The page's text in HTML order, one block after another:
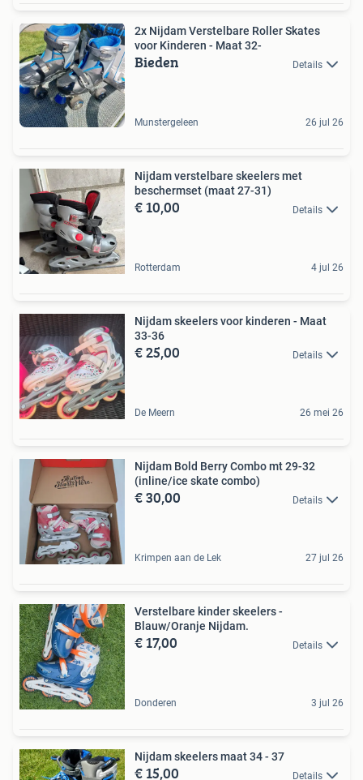
2x Nijdam Verstelbare Roller Skates
voor Kinderen - Maat 32-
Bieden Details
Munstergeleen 26 jul 26
Nijdam verstelbare skeelers met
beschermset (maat 27-31)
€ 10,00 Details
Rotterdam 4 jul 26
Nijdam skeelers voor kinderen - Maat
33-36
€ 25,00 Details
De Meern 26 mei 26
Nijdam Bold Berry Combo mt 29-32
(inline/ice skate combo)
€ 30,00 Details
Krimpen aan de Lek 27 jul 26
Verstelbare kinder skeelers -
Blauw/Oranje Nijdam.
€ 17,00 Details
Donderen 3 jul 26
Nijdam skeelers maat 34 - 37
€ 15,00 Details